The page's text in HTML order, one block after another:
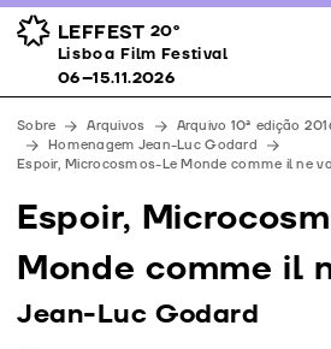
LEFFEST 20º
Lisboa Film Festival 06–15.11.2026
Prémios
Espaços
Apoios
Equipa
Downloads
Lisboa Film Festival
06–15.11.2026
Sobre Arquivos Arquivo 10ª edição
Homenagem Jean-Luc Godard
Espoir, Microcosmos-Le Monde comme il ne
Espoir,
Monde comme il
Jean-Luc Godard